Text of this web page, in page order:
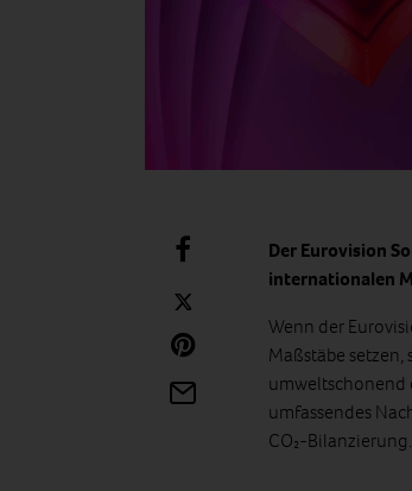
Der Eurovision
internationalen
Wenn der
Maßstäbe
umweltschonend
umfassendes
CO₂‑Bilanzierung.